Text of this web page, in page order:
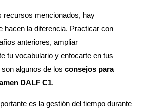
recursos mencionados, hay
hacen la diferencia. Practicar con
anteriores, ampliar
tu vocabulario y enfocarte en tus
algunos de los consejos para
DALF C1.
es la gestión del tiempo durante